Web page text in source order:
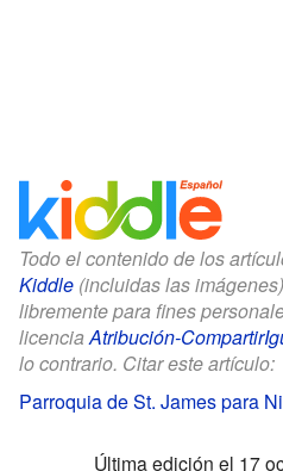
Todo el contenido de los
Kiddle (incluidas las
libremente para fines
licenciaAtribución-
lo contrario. Citar este artículo:
Parroquia de St. James para
Última edición el 17